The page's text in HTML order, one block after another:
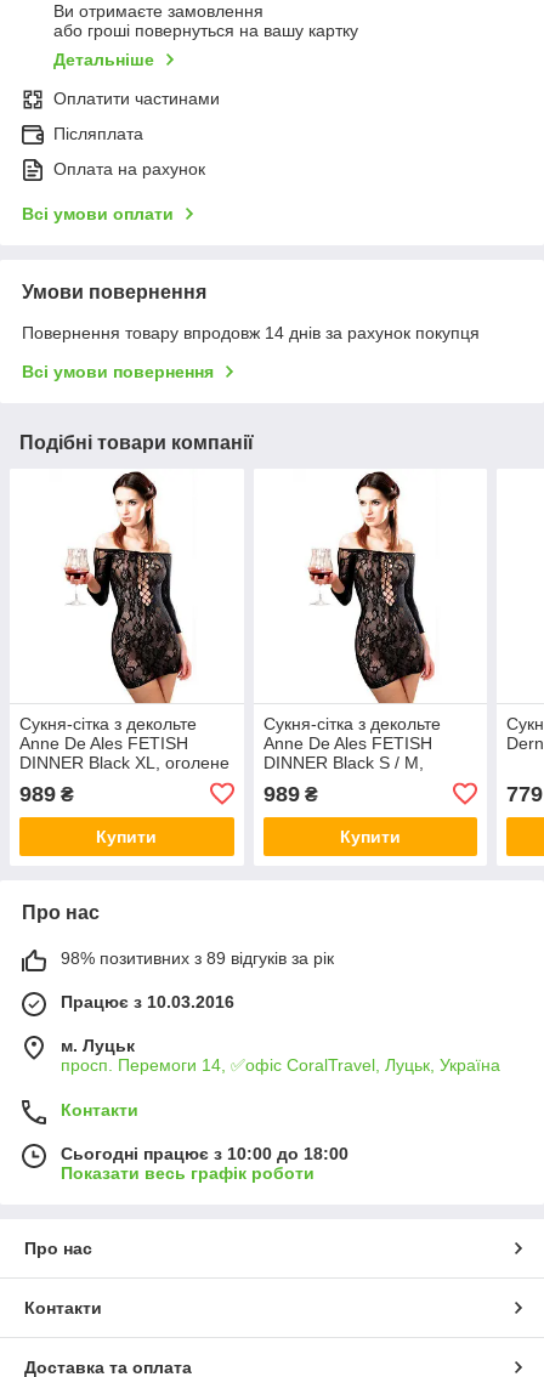
Ви отримаєте замовлення
або гроші повернуться на вашу картку
Детальніше
Оплатити частинами
Післяплата
Оплата на рахунок
Всі умови оплати
Умови повернення
Повернення товару впродовж 14 днів за рахунок покупця
Всі умови повернення
Подібні товари компанії
Сукня-сітка з декольте
Anne De Ales FETISH
DINNER Black XL, оголене
989 ₴
Купити
Сукня-сітка з декольте
Anne De Ales FETISH
DINNER Black S / M,
989₴
Купити
779
Про нас
98% позитивних з 89 відгуків за рік
Працює з 10.03.2016
м. Луцьк
просп. Перемоги 14, ✅офіс CoralTravel, Луцьк, Україна
Контакти
Сьогодні працює з 10:00 до 18:00
Показати весь графік роботи
Про нас
Контакти
Доставка та оплата